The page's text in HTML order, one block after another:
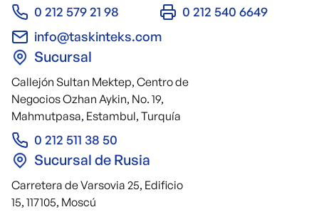
0 212 579 21 98
0 212 540 6649
info@taskinteks.com
Sucursal
Callejón Sultan Mektep, Centro de
Negocios Ozhan Aykin, No. 19,
Mahmutpasa, Estambul, Turquía
0 212 511 38 50
Sucursal de Rusia
Carretera de Varsovia 25, Edificio
15, 117105, Moscú